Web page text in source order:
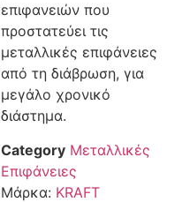
επιφανειών που
προστατεύει τις
μεταλλικές επιφάνειες
από τη διάβρωση, για
μεγάλο χρονικό
διάστημα.
Category Μεταλλικές
Επιφάνειες
Μάρκα: KRAFT